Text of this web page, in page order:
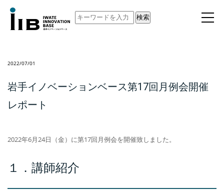
検索
2022/07/01
岩手イノベーションベース第17回月例会開催
レポート
2022年6月24日（金）に第17回月例会を開催致しました。
１．講師紹介